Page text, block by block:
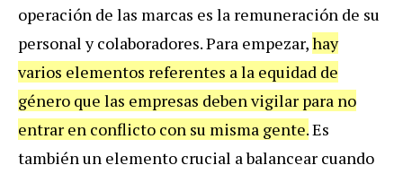
operación de las marcas es la remuneración de su
personal y colaboradores. Para empezar,hay
varios elementos referentes a la equidad de
género que las empresas deben vigilar para no
entrar en conflicto con su misma gente.Es
también un elemento crucial a balancear cuando